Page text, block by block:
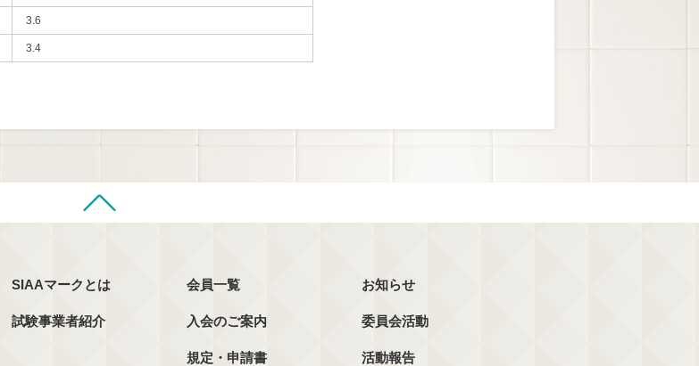
3.6
3.4
SIAAマークとは
試験事業者紹介
会員一覧
入会のご案内
規定・申請書
お知らせ
委員会活動
活動報告